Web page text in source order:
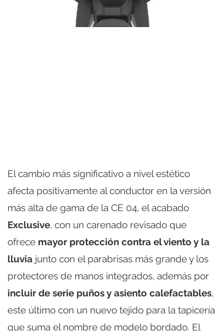
El cambio más significativo a nivel estético
afecta positivamente al conductor en la versión
más alta de gama de la CE 04, el acabado
Exclusive, con un carenado revisado que
ofrece mayor protección contra el viento y la
lluvia junto con el parabrisas más grande y los
protectores de manos integrados, además por
incluir de serie puños y asiento calefactables,
este último con un nuevo tejido para la tapicería
que suma el nombre de modelo bordado. El